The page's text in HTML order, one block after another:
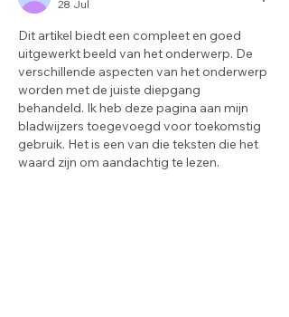
28 Jul
Dit artikel biedt een compleet en goed
uitgewerkt beeld van het onderwerp. De
verschillende aspecten van het onderwerp
worden met de juiste diepgang
behandeld. Ik heb deze pagina aan mijn
bladwijzers toegevoegd voor toekomstig
gebruik. Het is een van die teksten die het
waard zijn om aandachtig te lezen.